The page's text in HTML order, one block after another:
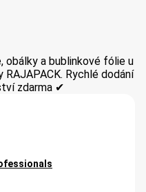
obálky a bublinkové fólie u
Rychlé dodání
zdarma ✔